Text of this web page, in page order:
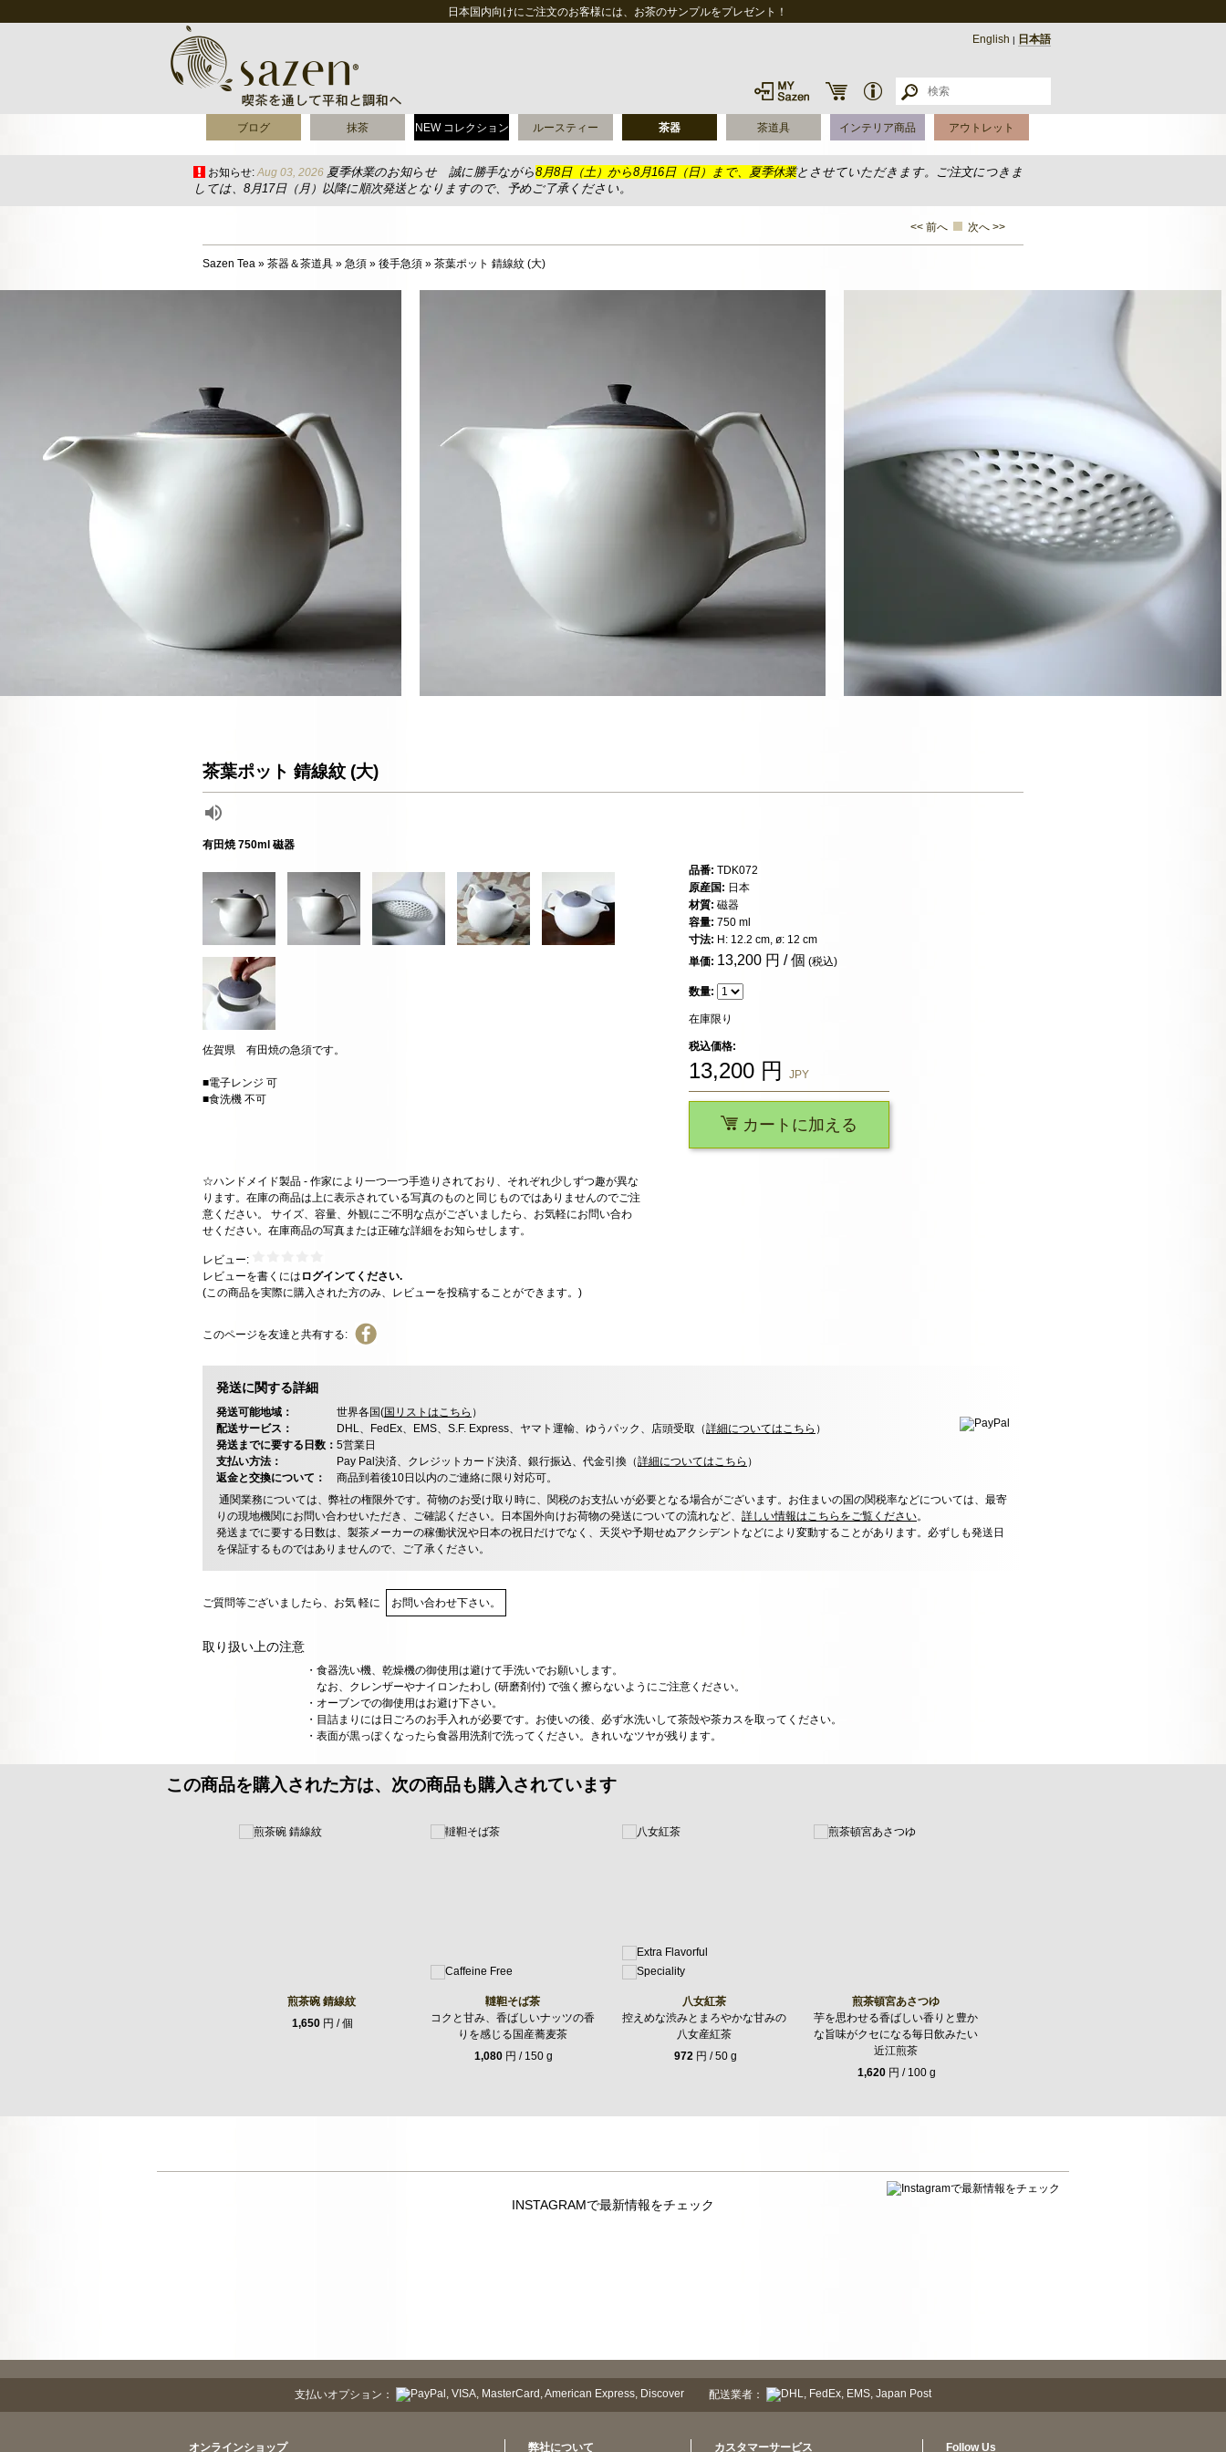
日本国内向けにご注文のお客様には、お茶のサンプルをプレゼント！
English | 日本語
ブログ 抹茶 NEW コレクション ルースティー 茶器 茶道具 インテリア商品 アウトレット
お知らせ: Aug 03, 2026 夏季休業のお知らせ 誠に勝手ながら8月8日（土）から8月16日（日）まで、夏季休業とさせていただきます。ご注文につきま
しては、8月17日（月）以降に順次発送となりますので、予めご了承ください。
<< 前へ 次へ >>
Sazen Tea » 茶器＆茶道具 » 急須 » 後手急須 » 茶葉ポット 錆線紋 (大)
茶葉ポット 錆線紋 (大)
有田焼 750ml 磁器
佐賀県 有田焼の急須です。
■電子レンジ 可
■食洗機 不可
☆ハンドメイド製品 - 作家により一つ一つ手造りされており、それぞれ少しずつ趣が異な
ります。在庫の商品は上に表示されている写真のものと同じものではありませんのでご注
意ください。 サイズ、容量、外観にご不明な点がございましたら、お気軽にお問い合わ
せください。在庫商品の写真または正確な詳細をお知らせします。
レビュー:
レビューを書くには ログインてください.
(この商品を実際に購入された方のみ、レビューを投稿することができます。)
このページを友達と共有する:
品番: TDK072
原産国: 日本
材質: 磁器
容量: 750 ml
寸法: H: 12.2 cm, ø: 12 cm
単価: 13,200 円 / 個 (税込)
数量:
在庫限り
税込価格:
13,200 円 JPY
カートに加える
発送に関する詳細
発送可能地域： 世界各国(国リストはこちら ）
配送サービス：
DHL、FedEx、EMS、S.F. Express、ヤマト運輸、ゆうパック、店頭受取（詳細についてはこちら ）
発送までに要する日数： 5営業日
支払い方法：
Pay Pal決済、クレジットカード決済、銀行振込、代金引換（詳細についてはこちら ）
返金と交換について：
商品到着後10日以内のご連絡に限り対応可。
通関業務については、弊社の権限外です。荷物のお受け取り時に、関税のお支払いが必要となる場合がございます。お住まいの国の関税率などについては、最寄
りの現地機関にお問い合わせいただき、ご確認ください。日本国外向けお荷物の発送についての流れなど、 詳しい情報はこちらをご覧ください。
発送までに要する日数は、製茶メーカーの稼働状況や日本の祝日だけでなく、天災や予期せぬアクシデントなどにより変動することがあります。必ずしも発送日
を保証するものではありませんので、ご了承ください。
ご質問等ございましたら、お気 軽に お問い合わせ下さい。
取り扱い上の注意
・食器洗い機、乾燥機の御使用は避けて手洗いでお願いします。
なお、クレンザーやナイロンたわし (研磨剤付) で強く擦らないようにご注意ください。
・オーブンでの御使用はお避け下さい。
・目詰まりには日ごろのお手入れが必要です。お使いの後、必ず水洗いして茶殻や茶カスを取ってください。
・表面が黒っぽくなったら食器用洗剤で洗ってください。きれいなツヤが残ります。
この商品を購入された方は、次の商品も購入されています
煎茶碗 錆線紋
1,650円 / 個
韃靼そば茶
コクと甘み、香ばしいナッツの香
りを感じる国産蕎麦茶
1,080 円 / 150 g
八女紅茶
控えめな渋みとまろやかな甘みの
八女産紅茶
972円 / 50 g
煎茶頓宮あさつゆ
芋を思わせる香ばしい香りと豊か
な旨味がクセになる毎日飲みたい
近江煎茶
1,620 円 / 100 g
INSTAGRAMで最新情報をチェック
支払いオプション： 配送業者：
オンラインショップ 弊社について カスタマーサービス Follow Us